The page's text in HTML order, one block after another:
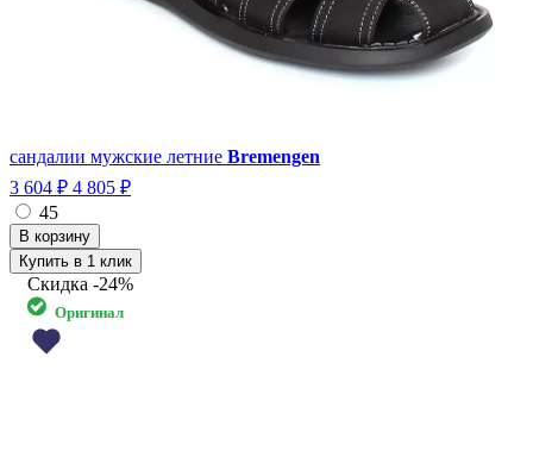
сандалии мужские летние Bremengen
3 604 ₽ 4 805 ₽
45
Купить в 1 клик
Скидка -24%
Оригинал